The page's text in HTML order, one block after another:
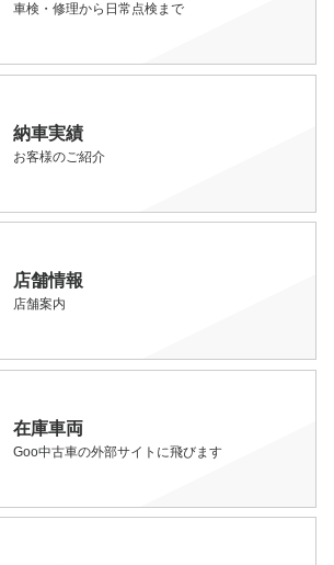
車検・修理から日常点検まで
納車実績
お客様のご紹介
店舗情報
店舗案内
在庫車両
Goo中古車の外部サイトに飛びます